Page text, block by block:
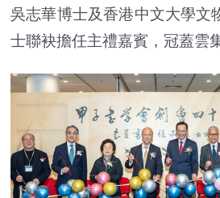
吳志華博士及香港中文大學文
士聯袂擔任主禮嘉賓，冠蓋雲